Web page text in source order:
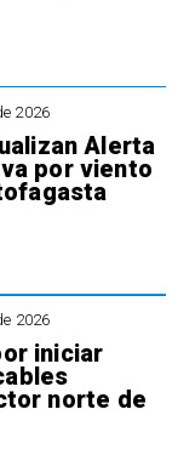
2026
Alerta
por viento
2026
iniciar
norte de